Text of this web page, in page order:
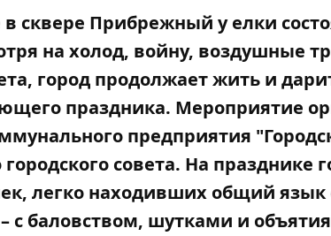
сквере Прибрежный у елки
на холод, войну, воздушные
город продолжает жить и
праздника. Мероприятие
предприятия
совета. На празднике
легко находивших общий
с баловством, шутками и